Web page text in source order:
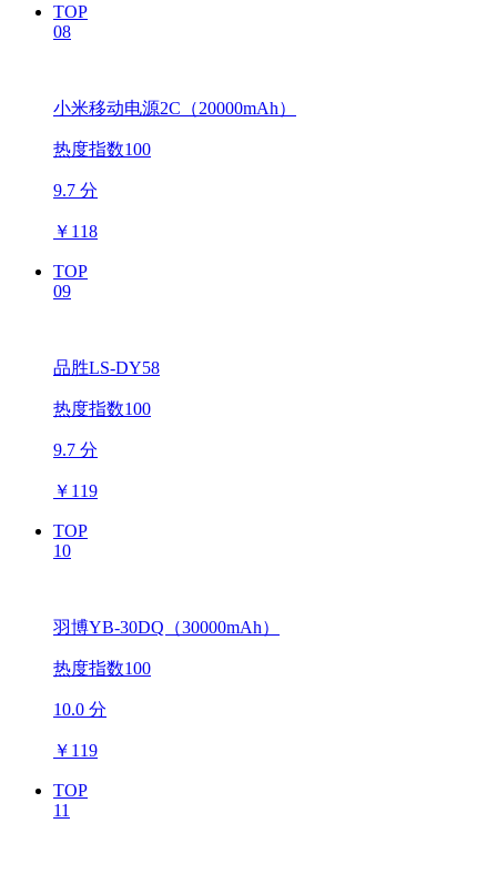
TOP
08
小米移动电源2C（20000mAh）
热度指数100
9.7 分
￥ 118
TOP
09
品胜LS-DY58
热度指数100
9.7 分
￥ 119
TOP
10
羽博YB-30DQ（30000mAh）
热度指数100
10.0 分
￥ 119
TOP
11